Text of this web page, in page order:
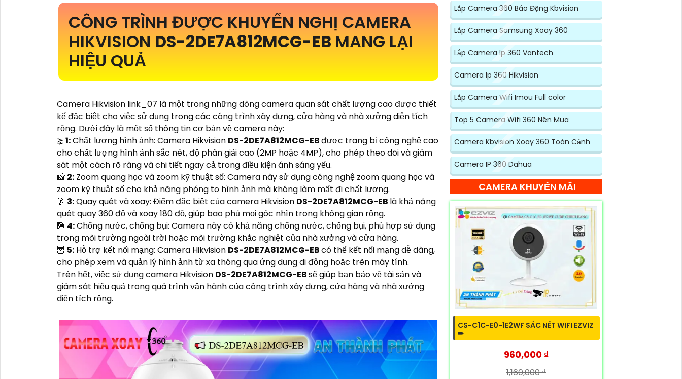
CÔNG TRÌNH ĐƯỢC KHUYẾN NGHỊ CAMERA
HIKVISION DS-2DE7A812MCG-EB MANG LẠI
HIỆU QUẢ
Camera Hikvision link_07 là một trong những dòng camera quan sát chất lượng cao được thiết
kế đặc biệt cho việc sử dụng trong các công trình xây dựng, cửa hàng và nhà xưởng diện tích
rộng. Dưới đây là một số thông tin cơ bản về camera này:
⋩ 1:Chất lượng hình ảnh: Camera Hikvision DS-2DE7A812MCG-EBđược trang bị công nghệ cao
cho chất lượng hình ảnh sắc nét, độ phân giải cao (2MP hoặc 4MP), cho phép theo dõi và giám
sát một cách rõ ràng và chi tiết ngay cả trong điều kiện ánh sáng yếu.
📸 2: Zoom quang học và zoom kỹ thuật số: Camera này sử dụng công nghệ zoom quang học và
zoom kỹ thuật số cho khả năng phóng to hình ảnh mà không làm mất đi chất lượng.
🌛 3:Quay quét và xoay: Điểm đặc biệt của camera Hikvision DS-2DE7A812MCG-EB là khả năng
quét quay 360 độ và xoay 180 độ, giúp bao phủ mọi góc nhìn trong không gian rộng.
🎑 4:Chống nước, chống bụi: Camera này có khả năng chống nước, chống bụi, phù hợp sử dụng
trong môi trường ngoài trời hoặc môi trường khắc nghiệt của nhà xưởng và cửa hàng.
🦉 5: Hỗ trợ kết nối mạng: Camera Hikvision DS-2DE7A812MCG-EBcó thể kết nối mạng dễ dàng,
cho phép xem và quản lý hình ảnh từ xa thông qua ứng dụng di động hoặc trên máy tính.
Trên hết, việc sử dụng camera Hikvision DS-2DE7A812MCG-EBsẽ giúp bạn bảo vệ tài sản và
giám sát hiệu quả trong quá trình vận hành của công trình xây dựng, cửa hàng và nhà xưởng
diện tích rộng.
Lắp Camera 360 Báo Động Kbvision
Lắp Camera Samsung Xoay 360
Lắp Camera Ip 360 Vantech
Camera Ip 360 Hikvision
Lắp Camera Wifi Imou Full color
Top 5 Camera Wifi 360 Nên Mua
Camera Kbvision Xoay 360 Toàn Cảnh
Camera IP 360 Dahua
CAMERA KHUYẾN MÃI
CS-C1C-E0-1E2WF SẮC NÉT WIFI EZVIZ
➠
960,000 ₫
1,160,000 ₫